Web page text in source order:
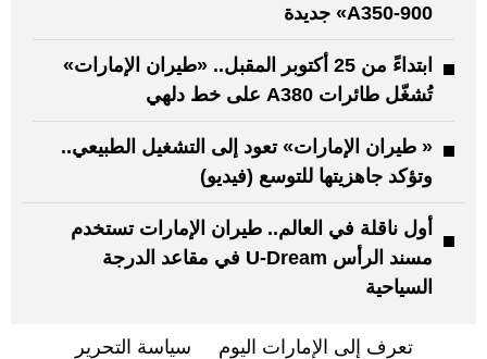
A350-900» جديدة
ابتداءً من 25 أكتوبر المقبل.. «طيران الإمارات»
تُشغّل طائرات A380 على خط دلهي
« طيران الإمارات» تعود إلى التشغيل الطبيعي..
وتؤكد جاهزيتها للتوسع (فيديو)
أول ناقلة في العالم.. طيران الإمارات تستخدم
مسند الرأس U-Dream في مقاعد الدرجة
السياحية
تعرف إلى الإمارات اليوم سياسة التحرير